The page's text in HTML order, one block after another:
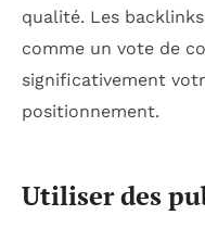
qualité. Les
comme un vote de
significativement
positionnement.
Utiliser des